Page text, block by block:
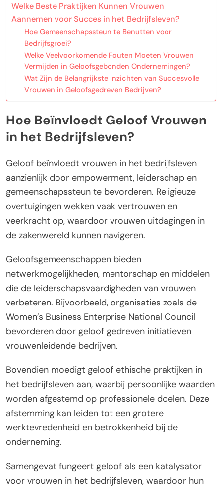
Welke Beste Praktijken Kunnen Vrouwen
Aannemen voor Succes in het Bedrijfsleven?
Hoe Gemeenschapssteun te Benutten voor
Bedrijfsgroei?
Welke Veelvoorkomende Fouten Moeten Vrouwen
Vermijden in Geloofsgebonden Ondernemingen?
Wat Zijn de Belangrijkste Inzichten van Succesvolle
Vrouwen in Geloofsgedreven Bedrijven?
Hoe Beïnvloedt Geloof Vrouwen
in het Bedrijfsleven?
Geloof beïnvloedt vrouwen in het bedrijfsleven
aanzienlijk door empowerment, leiderschap en
gemeenschapssteun te bevorderen. Religieuze
overtuigingen wekken vaak vertrouwen en
veerkracht op, waardoor vrouwen uitdagingen in
de zakenwereld kunnen navigeren.
Geloofsgemeenschappen bieden
netwerkmogelijkheden, mentorschap en middelen
die de leiderschapsvaardigheden van vrouwen
verbeteren. Bijvoorbeeld, organisaties zoals de
Women’s Business Enterprise National Council
bevorderen door geloof gedreven initiatieven
vrouwenleidende bedrijven.
Bovendien moedigt geloof ethische praktijken in
het bedrijfsleven aan, waarbij persoonlijke waarden
worden afgestemd op professionele doelen. Deze
afstemming kan leiden tot een grotere
werktevredenheid en betrokkenheid bij de
onderneming.
Samengevat fungeert geloof als een katalysator
voor vrouwen in het bedrijfsleven, waardoor hun